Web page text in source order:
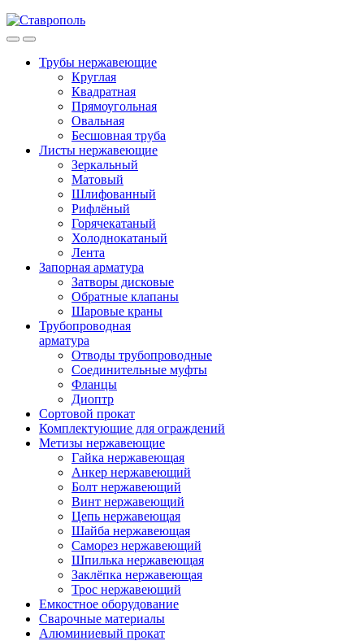
Трубы нержавеющие
Круглая
Квадратная
Прямоугольная
Овальная
Бесшовная труба
Листы нержавеющие
Зеркальный
Матовый
Шлифованный
Рифлёный
Горячекатаный
Холоднокатаный
Лента
Запорная арматура
Затворы дисковые
Обратные клапаны
Шаровые краны
Трубопроводная
арматура
Отводы трубопроводные
Соединительные муфты
Фланцы
Диоптр
Сортовой прокат
Комплектующие для ограждений
Метизы нержавеющие
Гайка нержавеющая
Анкер нержавеющий
Болт нержавеющий
Винт нержавеющий
Цепь нержавеющая
Шайба нержавеющая
Саморез нержавеющий
Шпилька нержавеющая
Заклёпка нержавеющая
Трос нержавеющий
Емкостное оборудование
Сварочные материалы
Алюминиевый прокат